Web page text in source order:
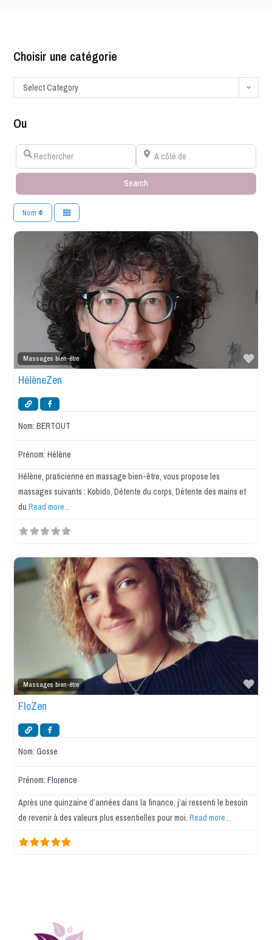
Choisir une catégorie
Select Category
Ou
Rechercher A côté de
Search
Nom
Massages bien-être
HélèneZen
Nom:BERTOUT
Prénom:Hélène
Hélène, praticienne en massage bien-être, vous propose les
massages suivants : Kobido, Détente du corps, Détente des mains et
duRead more...
Massages bien-être
FloZen
Nom:Gosse
Prénom:Florence
Après une quinzaine d’années dans la finance, j’ai ressenti le besoin
de revenir à des valeurs plus essentielles pour moi.Read more...